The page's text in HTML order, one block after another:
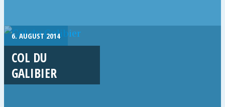
6. AUGUST 2014
COL DU
GALIBIER